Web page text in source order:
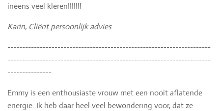
ineens veel kleren!!!!!!!
Karin, Cliëntpersoonlijk advies
---------------------------------------------------------------------
---------------------------------------------------------------------
---------------
Emmy is een enthousiaste vrouw met een nooit aflatende
energie. Ik heb daar heel veel bewondering voor, dat ze